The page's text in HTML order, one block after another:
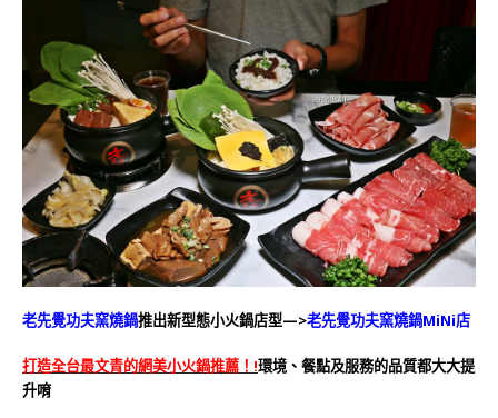
老先覺功夫窯燒鍋推出新型態小火鍋店型—>老先覺功夫窯燒鍋MiNi店
打造全台最文青的網美小火鍋推薦！!環境、餐點及服務的品質都大大提
升唷